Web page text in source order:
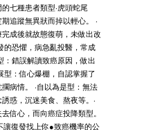
七種患者類型‧虎頭蛇尾
追蹤無異狀而掉以輕心。 ‧
成後就故態復萌，未做出改
的恐懼，病急亂投醫，常成
：錯誤解讀致癌原因，做出
型：信心爆棚，自認掌握了
病情。 ‧自以為是型：無法
惑，沉迷美食、熬夜等。‧
信心，而向癌症投降類型。
讓復發找上你●致癌機率的公